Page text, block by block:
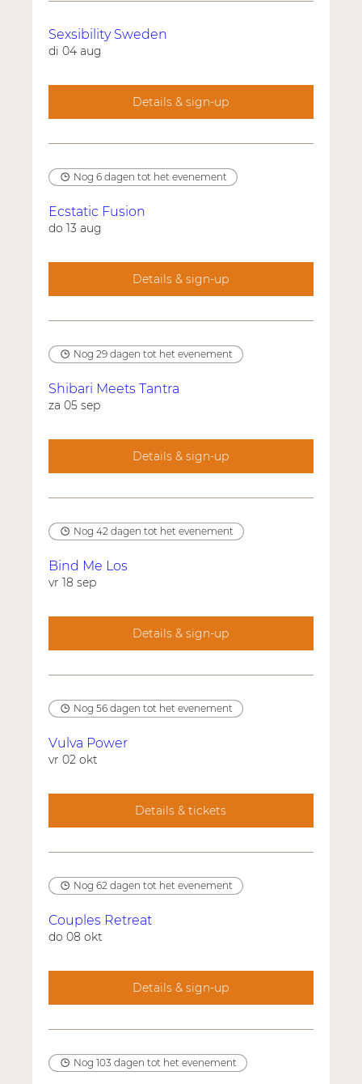
Sexsibility Sweden
di 04 aug
Details & sign-up
Nog 6 dagen tot het evenement
Ecstatic Fusion
do 13 aug
Details & sign-up
Nog 29 dagen tot het evenement
Shibari Meets Tantra
za 05 sep
Details & sign-up
Nog 42 dagen tot het evenement
Bind Me Los
vr 18 sep
Details & sign-up
Nog 56 dagen tot het evenement
Vulva Power
vr 02 okt
Details & tickets
Nog 62 dagen tot het evenement
Couples Retreat
do 08 okt
Details & sign-up
Nog 103 dagen tot het evenement